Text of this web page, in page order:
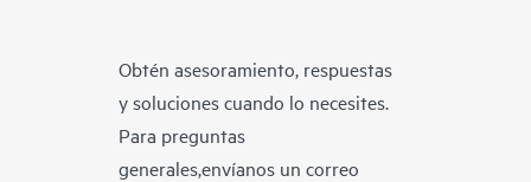
Obtén asesoramiento, respuestas
y soluciones cuando lo necesites.
Para preguntas
generales,envíanos un correo